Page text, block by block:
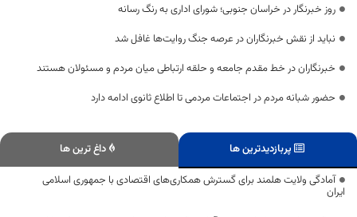
روز خبرنگار در خراسان جنوبی؛ شورای اداری به رنگ رسانه
نباید از نقش خبرنگاران در عرصه جنگ روایت‌ها غافل شد
خبرنگاران در خط مقدم جامعه و حلقه ارتباطی میان مردم و مسئولان هستند
حضور شبانه مردم در اجتماعات مردمی تا اطلاع ثانوی ادامه دارد
پربازدیدترین ها
داغ ترین ها
آمادگی ولایت هلمند برای گسترش همکاری‌های اقتصادی با جمهوری اسلامی
ایران